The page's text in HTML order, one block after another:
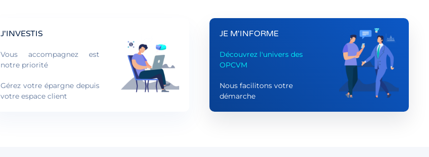
J'INVESTIS
Vous accompagnez est
notre priorité
Gérez votre épargne depuis
votre espace client
JE M'INFORME
Découvrez l'univers des
OPCVM
Nous facilitons votre
démarche